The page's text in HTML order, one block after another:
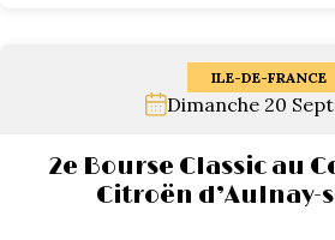
ILE-DE-FRANCE
Dimanche 20
2e Bourse Classic au
Citroën d’Aulnay-